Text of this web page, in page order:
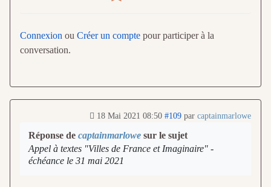
Connexion ou Créer un compte pour participer à la
conversation.
18 Mai 2021 08:50 #109 par captainmarlowe
Réponse de captainmarlowe sur le sujet
Appel à textes "Villes de France et Imaginaire" -
échéance le 31 mai 2021